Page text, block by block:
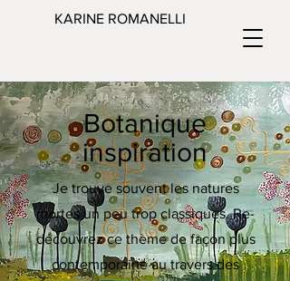
KARINE ROMANELLI
Botanique
inspiration
Je trouve souvent les natures
mortes un peu trop classiques. Re-
découvrez ce thème de façon plus
contemporaine au travers des